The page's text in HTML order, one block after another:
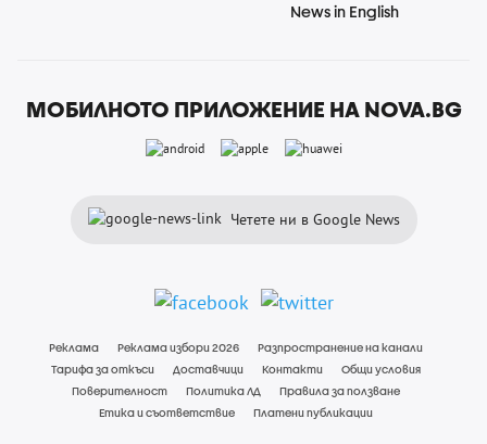
News in English
МОБИЛНОТО ПРИЛОЖЕНИЕ НА NOVA.BG
Четете ни в Google News
Реклама Реклама избори 2026
Разпространение на канали
Тарифа за откъси
Доставчици Контакти
Общи условия
Поверителност
Политика ЛД
Правила за ползване
Етика и съответствие
Платени публикации